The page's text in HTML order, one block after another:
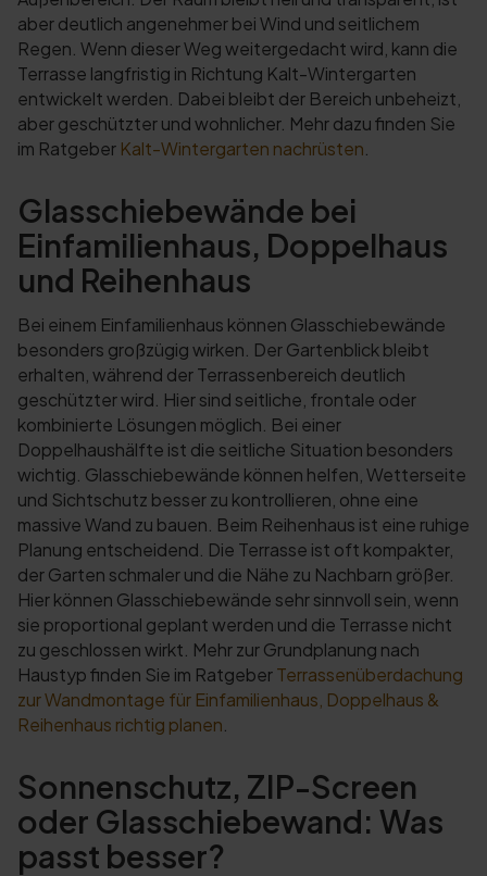
aber deutlich angenehmer bei Wind und seitlichem
Regen. Wenn dieser Weg weitergedacht wird, kann die
Terrasse langfristig in Richtung Kalt-Wintergarten
entwickelt werden. Dabei bleibt der Bereich unbeheizt,
aber geschützter und wohnlicher. Mehr dazu finden Sie
im Ratgeber Kalt-Wintergarten nachrüsten
Glasschiebewände bei
Einfamilienhaus, Doppelhaus
und Reihenhaus
Bei einem Einfamilienhaus können Glasschiebewände
besonders großzügig wirken. Der Gartenblick bleibt
erhalten, während der Terrassenbereich deutlich
geschützter wird. Hier sind seitliche, frontale oder
kombinierte Lösungen möglich. Bei einer
Doppelhaushälfte ist die seitliche Situation besonders
wichtig. Glasschiebewände können helfen, Wetterseite
und Sichtschutz besser zu kontrollieren, ohne eine
massive Wand zu bauen. Beim Reihenhaus ist eine ruhige
Planung entscheidend. Die Terrasse ist oft kompakter,
der Garten schmaler und die Nähe zu Nachbarn größer.
Hier können Glasschiebewände sehr sinnvoll sein, wenn
sie proportional geplant werden und die Terrasse nicht
zu geschlossen wirkt. Mehr zur Grundplanung nach
Haustyp finden Sie im RatgeberTerrassenüberdachung
zur Wandmontage für Einfamilienhaus, Doppelhaus &
Reihenhaus richtig planen
Sonnenschutz, ZIP-Screen
oder Glasschiebewand: Was
passt besser?